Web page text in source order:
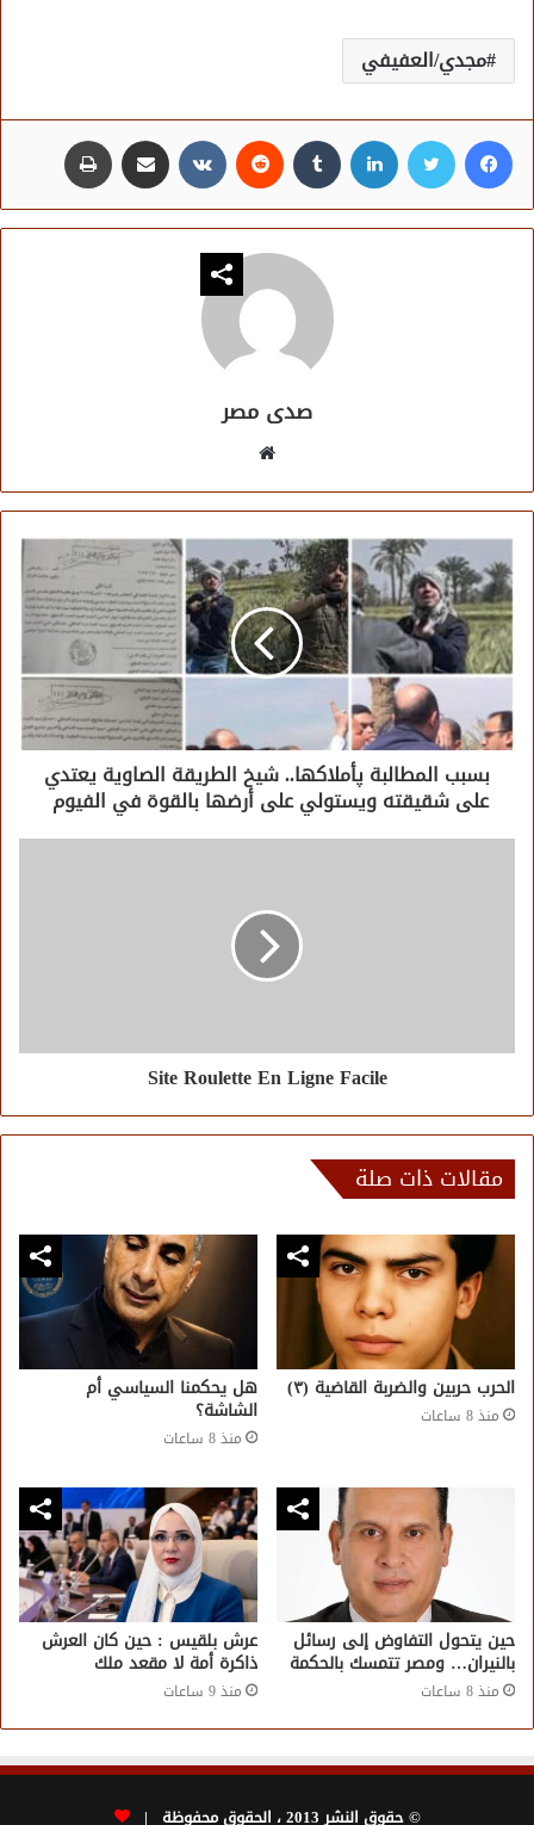
مجدي/العفيفي
فيسبوك تويتر لينكدإن مشاركة عبر البريد
صدى مصر
بسبب المطالبة پأملاكها.. شيخ الطريقة الصاوية يعتدي
على شقيقته ويستولي على أرضها بالقوة في الفيوم
Site Roulette En Ligne Facile
مقالات ذات صلة
الحرب حربين والضربة القاضية (٣)
منذ 8 ساعات
هل يحكمنا السياسي أم
الشاشة؟
منذ 8 ساعات
حين يتحول التفاوض إلى رسائل
بالنيران… ومصر تتمسك بالحكمة
منذ 8 ساعات
عرش بلقيس : حين كان العرش
ذاكرة أمة لا مقعد ملك
منذ 9 ساعات
© حقوق النشر 2013 ، الحقوق محفوظة |